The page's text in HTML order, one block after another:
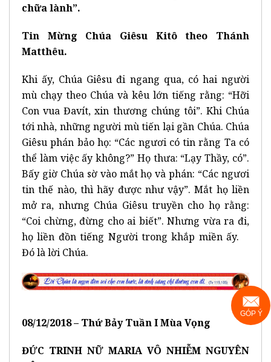
chữa lành”.
Tin Mừng Chúa Giêsu Kitô theo Thánh
Matthêu.
Khi ấy, Chúa Giêsu đi ngang qua, có hai người
mù chạy theo Chúa và kêu lớn tiếng rằng: “Hỡi
Con vua Đavít, xin thương chúng tôi”. Khi Chúa
tới nhà, những người mù tiến lại gần Chúa. Chúa
Giêsu phán bảo họ: “Các ngươi có tin rằng Ta có
thể làm việc ấy không?” Họ thưa: “Lạy Thầy, có”.
Bấy giờ Chúa sờ vào mắt họ và phán: “Các ngươi
tin thế nào, thì hãy được như vậy”. Mắt họ liền
mở ra, nhưng Chúa Giêsu truyền cho họ rằng:
“Coi chừng, đừng cho ai biết”. Nhưng vừa ra đi,
họ liền đồn tiếng Người trong khắp miền ấy.
Đó là lời Chúa.
08/12/2018 – Thứ Bảy Tuần I Mùa Vọng
ĐỨC TRINH NỮ MARIA VÔ NHIỄM NGUYÊN
GÓP Ý